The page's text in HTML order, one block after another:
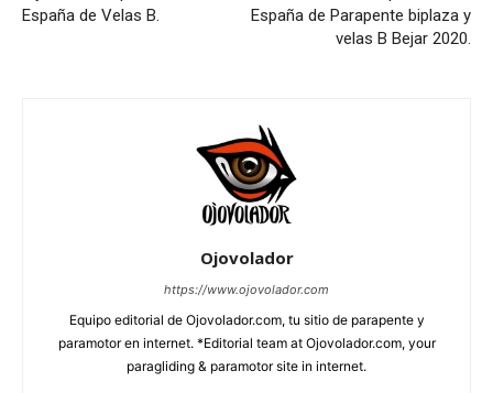
España de Velas B.
España de Parapente biplaza y
velas B Bejar 2020.
Ojovolador
https://www.ojovolador.com
Equipo editorial de Ojovolador.com, tu sitio de parapente y
paramotor en internet. *Editorial team at Ojovolador.com, your
paragliding & paramotor site in internet.